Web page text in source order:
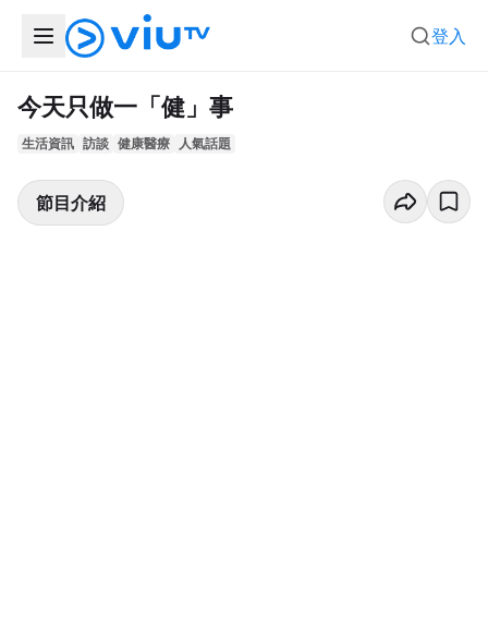
登入
今天只做一「健」事
生活資訊 訪談 健康醫療 人氣話題
節目介紹